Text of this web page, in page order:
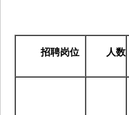
招聘岗位 人数